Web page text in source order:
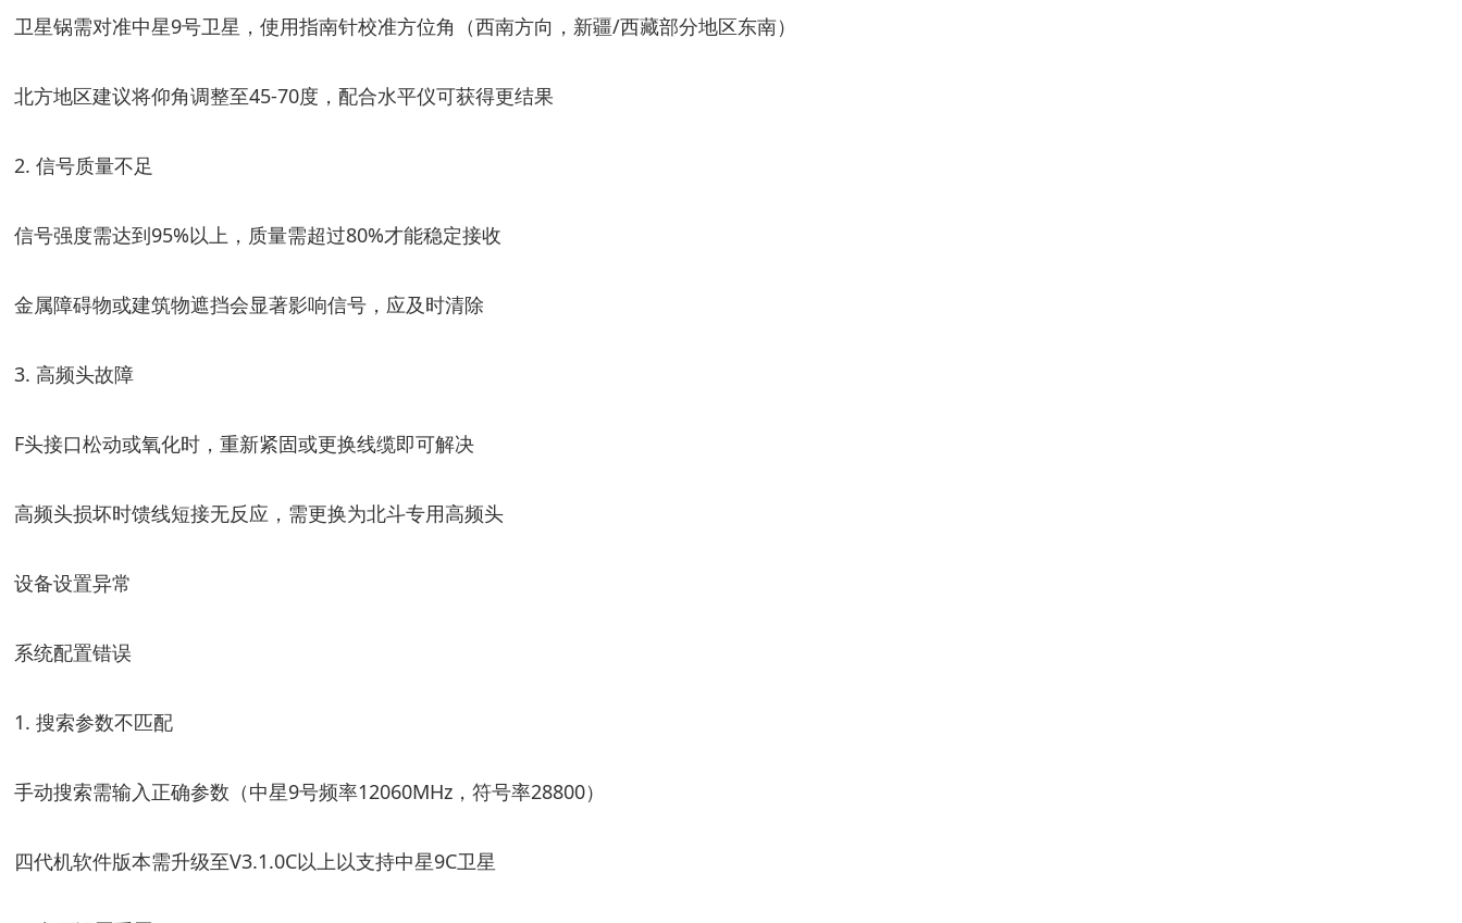
卫星锅需对准中星9号卫星，使用指南针校准方位角（西南方向，新疆/西藏部分地区东南）
北方地区建议将仰角调整至45-70度，配合水平仪可获得更结果
2. 信号质量不足
信号强度需达到95%以上，质量需超过80%才能稳定接收
金属障碍物或建筑物遮挡会显著影响信号，应及时清除
3. 高频头故障
F头接口松动或氧化时，重新紧固或更换线缆即可解决
高频头损坏时馈线短接无反应，需更换为北斗专用高频头
设备设置异常
系统配置错误
1. 搜索参数不匹配
手动搜索需输入正确参数（中星9号频率12060MHz，符号率28800）
四代机软件版本需升级至V3.1.0C以上以支持中星9C卫星